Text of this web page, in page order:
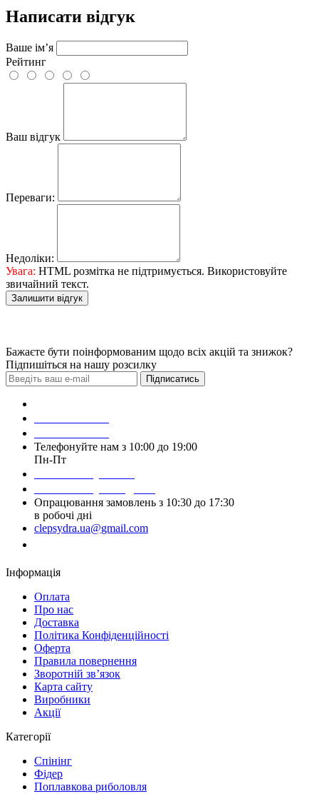
Написати відгук
Ваше ім’я
Рейтинг
Ваш відгук
Переваги:
Недоліки:
Увага: HTML розмітка не підтримується. Використовуйте
звичайний текст.
Залишити відгук
Бажаєте бути поінформованим щодо всіх акцій та знижок?
Підпишіться на нашу розсилку
Підписатись
Телефонуйте нам з 10:00 до 19:00
Пн-Пт
Опрацювання замовлень з 10:30 до 17:30
в робочі дні
clepsydra.ua@gmail.com
Інформація
Оплата
Про нас
Доставка
Політика Конфіденційності
Оферта
Правила повернення
Зворотній зв’язок
Карта сайту
Виробники
Акції
Категорії
Спінінг
Фідер
Поплавкова риболовля